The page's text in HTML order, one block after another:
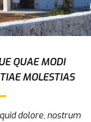
QUAE MODI
MOLESTIAS
dolore, nostrum